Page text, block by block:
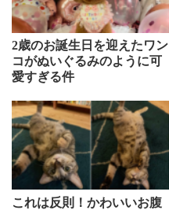
2歳のお誕生日を迎えたワン
コがぬいぐるみのように可
愛すぎる件
これは反則！かわいいお腹